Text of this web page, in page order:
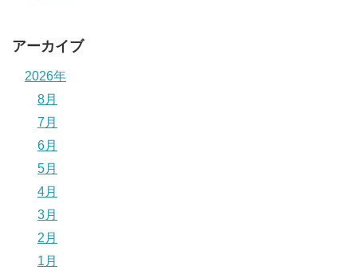
アーカイブ
2026年
8月
7月
6月
5月
4月
3月
2月
1月